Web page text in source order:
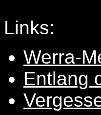
Links:
Werra-
Entlang